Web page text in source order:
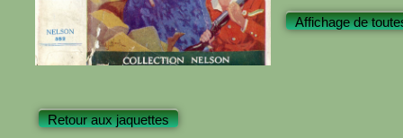
Affichage de
Retour aux jaquettes